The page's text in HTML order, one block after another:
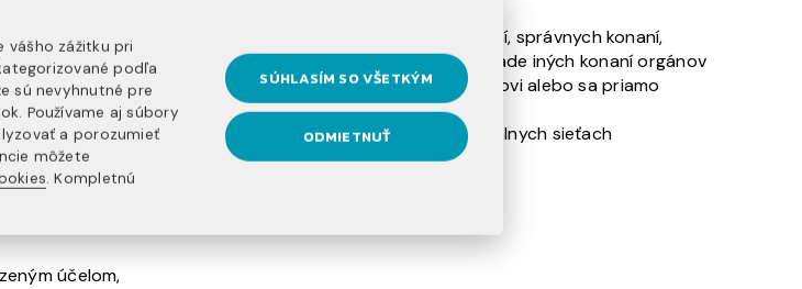
povinností Prevádzkovateľa najmä súdnych konaní, správnych konaní,
štátnej kontroly, dozoru alebo dohľadu, v prípade iných konaní orgánov
právneho predpisu, zameraných voči Prevádzkovateľovi alebo sa priamo
ponúk produktov Prevádzkovateľa, kontaktu na sociálnych sieťach
OSOBNÝCH ÚDAJOV
účelom,
vášho zážitku pri
podľa
sú nevyhnutné pre
Používame aj súbory
a porozumieť
môžete
. Kompletnú
SÚHLASÍM SO VŠETKÝM
ODMIETNUŤ